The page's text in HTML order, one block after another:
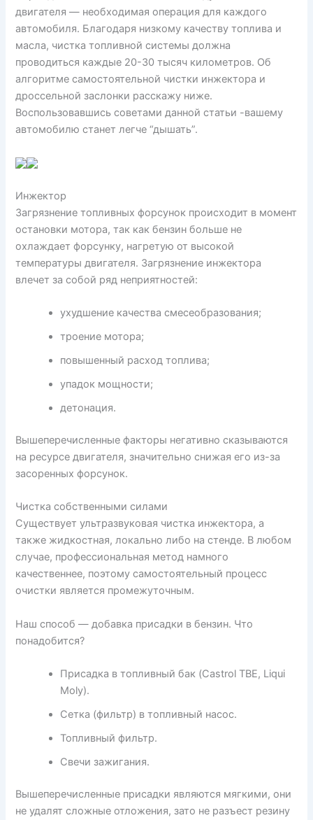
двигателя — необходимая операция для каждого
автомобиля. Благодаря низкому качеству топлива и
масла, чистка топливной системы должна
проводиться каждые 20-30 тысяч километров. Об
алгоритме самостоятельной чистки инжектора и
дроссельной заслонки расскажу ниже.
Воспользовавшись советами данной статьи -вашему
автомобилю станет легче “дышать”.
Инжектор
Загрязнение топливных форсунок происходит в момент
остановки мотора, так как бензин больше не
охлаждает форсунку, нагретую от высокой
температуры двигателя. Загрязнение инжектора
влечет за собой ряд неприятностей:
ухудшение качества смесеобразования;
троение мотора;
повышенный расход топлива;
упадок мощности;
детонация.
Вышеперечисленные факторы негативно сказываются
на ресурсе двигателя, значительно снижая его из-за
засоренных форсунок.
Чистка собственными силами
Существует ультразвуковая чистка инжектора, а
также жидкостная, локально либо на стенде. В любом
случае, профессиональная метод намного
качественнее, поэтому самостоятельный процесс
очистки является промежуточным.
Наш способ — добавка присадки в бензин. Что
понадобится?
Присадка в топливный бак (Castrol TBE, Liqui
Moly).
Сетка (фильтр) в топливный насос.
Топливный фильтр.
Свечи зажигания.
Вышеперечисленные присадки являются мягкими, они
не удалят сложные отложения, зато не разъест резину